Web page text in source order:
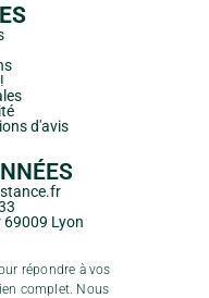
d'avis
69009 Lyon
répondre à vos
complet. Nous